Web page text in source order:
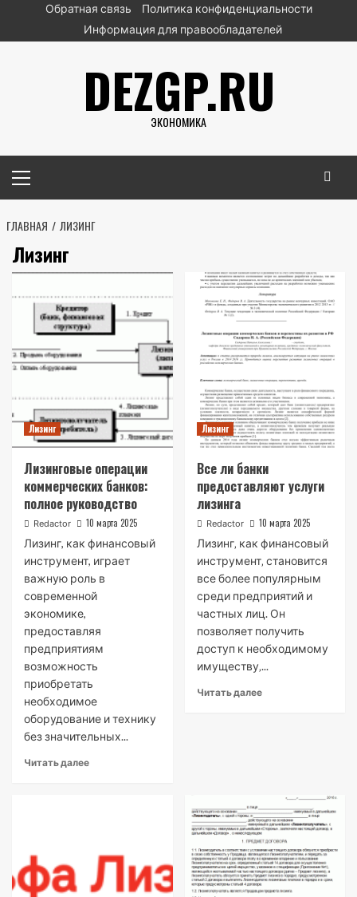
ПерейтиОбратная связь
Политика конфиденциальности
Информация для правообладателей
DEZGP.RU
ЭКОНОМИКА
меню
ГЛАВНАЯ ЛИЗИНГ
Лизинг
Лизинг
Лизинговые операции
коммерческих банков:
полное руководство
Redactor 10 марта 2025
Лизинг, как финансовый
инструмент, играет
важную роль в
современной
экономике,
предоставляя
предприятиям
возможность
приобретать
необходимое
оборудование и технику
без значительных...
Читать далее
Лизинг
Все ли банки
предоставляют услуги
лизинга
Redactor 10 марта 2025
Лизинг‚ как финансовый
инструмент‚ становится
все более популярным
среди предприятий и
частных лиц. Он
позволяет получить
доступ к необходимому
имуществу‚...
Читать далее